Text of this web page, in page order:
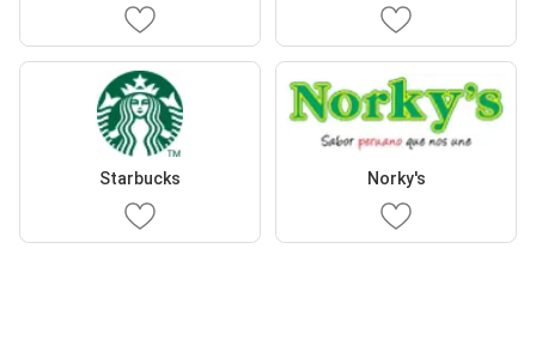
Starbucks Norky's